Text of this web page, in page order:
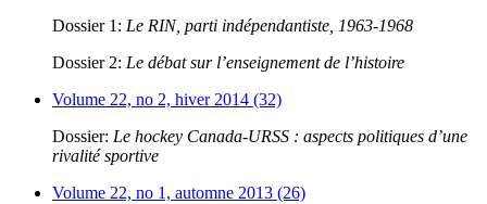
Dossier 1: Le RIN, parti indépendantiste, 1963-1968
Dossier 2: Le débat sur l’enseignement de l’histoire
Volume 22, no 2, hiver 2014 (32)
Dossier: Le hockey Canada-URSS : aspects politiques d’une
rivalité sportive
Volume 22, no 1, automne 2013 (26)